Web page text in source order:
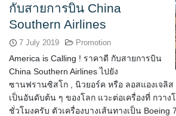
กับสายการบิน China
Southern Airlines
7 July 2019 Promotion
America is Calling ! ราคาดี กับสายการบิน
China Southern Airlines ไปยัง
ซานฟรานซิสโก , นิวยอร์ค หรือ ลอสแองเจลิส
เป็นอันดับต้น ๆ ของโลก แวะต่อเครื่องที่ กวาง
ชั่วโมงครับ ตัวเครื่องบางเส้นทางเป็น Boeing